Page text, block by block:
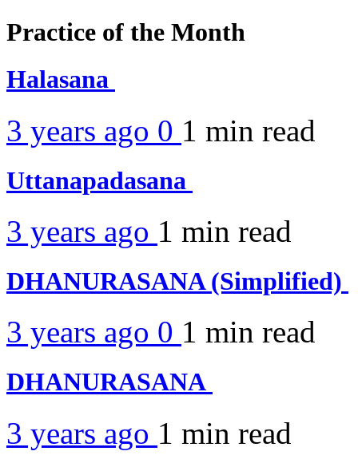
Practice of the Month
Halasana
3 years ago 0 1 min read
Uttanapadasana
3 years ago 1 min read
DHANURASANA (Simplified)
3 years ago 0 1 min read
DHANURASANA
3 years ago 1 min read